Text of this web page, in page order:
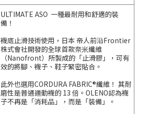
ULTIMATE ASO 一種最耐用和舒適的裝
備！
襪底止滑技術使用，日本 帝人前沿Frontier
株式會社開發的全球首款奈米纖維
（Nanofront）所製成的「止滑膠」，可有
效的將腳、襪子、鞋子緊密貼合。
此外也選用CORDURA FABRIC®️纖維！ 其耐
磨性是普通運動襪的 13 倍。OLENO認為襪
子不再是「消耗品」，而是「裝備」。